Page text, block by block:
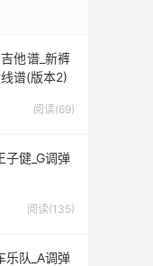
他谱_新裤
谱(版本2)
阅读(69)
子健_G调弹
阅读(135)
乐队_A调弹